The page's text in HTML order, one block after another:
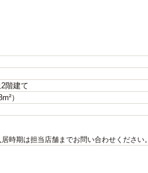
階建て
）
時期は担当店舗までお問い合わせください。